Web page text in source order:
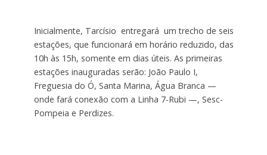
Inicialmente, Tarcísio entregará um trecho de seis
estações, que funcionará em horário reduzido, das
10h às 15h, somente em dias úteis. As primeiras
estações inauguradas serão: João Paulo I,
Freguesia do Ó, Santa Marina, Água Branca —
onde fará conexão com a Linha 7-Rubi —, Sesc-
Pompeia e Perdizes.